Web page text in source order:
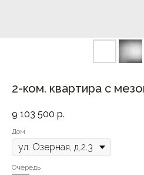
2-ком. квартира с
9 103 500 р.
Дом
Очередь